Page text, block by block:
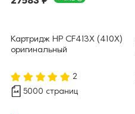
Картридж HP CF413X (410X)
оригинальный
2
5000 страниц